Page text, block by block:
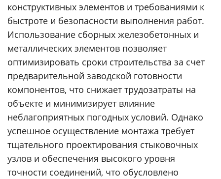
конструктивных элементов и требованиями к
быстроте и безопасности выполнения работ.
Использование сборных железобетонных и
металлических элементов позволяет
оптимизировать сроки строительства за счет
предварительной заводской готовности
компонентов, что снижает трудозатраты на
объекте и минимизирует влияние
неблагоприятных погодных условий. Однако
успешное осуществление монтажа требует
тщательного проектирования стыковочных
узлов и обеспечения высокого уровня
точности соединений, что обусловлено